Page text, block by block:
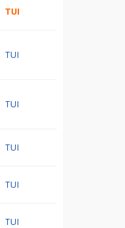
TUI
TUI
TUI
TUI
TUI
TUI